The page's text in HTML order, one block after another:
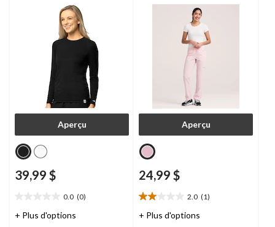
Aperçu
39,99 $
0.0 (0)
étoile(s)
+ Plus d'options
Aperçu
24,99 $
2.0 (1)
2.0
étoile(s)
+ Plus d'options